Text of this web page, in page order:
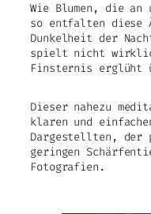
Wie Blumen, die an
so entfalten diese
Dunkelheit der
spielt nicht
Finsternis erglüht
Dieser nahezu
klaren und
Dargestellten, der
geringen
Fotografien.